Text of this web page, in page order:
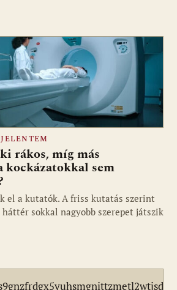
rákos, míg más
kockázatokkal sem
el a kutatók. A friss kutatás szerint
sokkal nagyobb szerepet játszik